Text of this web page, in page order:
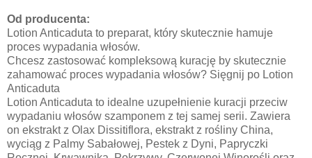
Od producenta:
Lotion Anticaduta to preparat, który skutecznie hamuje
proces wypadania włosów.
Chcesz zastosować kompleksową kurację by skutecznie
zahamować proces wypadania włosów? Sięgnij po Lotion
Anticaduta
Lotion Anticaduta to idealne uzupełnienie kuracji przeciw
wypadaniu włosów szamponem z tej samej serii. Zawiera
on ekstrakt z Olax Dissitiflora, ekstrakt z rośliny China,
wyciąg z Palmy Sabałowej, Pestek z Dyni, Papryczki